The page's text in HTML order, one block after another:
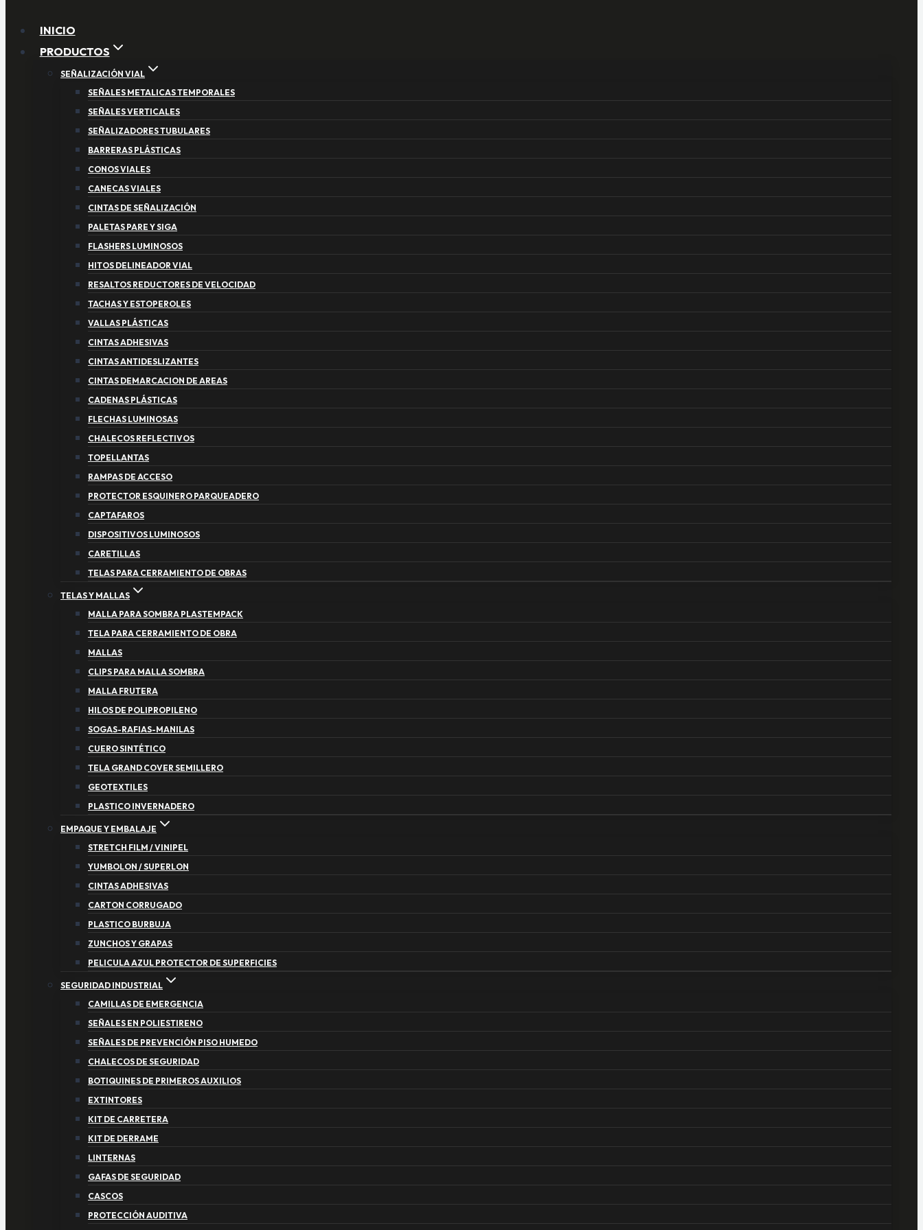
INICIO
PRODUCTOS
SEÑALIZACIÓN VIAL
SEÑALES METALICAS TEMPORALES
SEÑALES VERTICALES
SEÑALIZADORES TUBULARES
BARRERAS PLÁSTICAS
CONOS VIALES
CANECAS VIALES
CINTAS DE SEÑALIZACIÓN
PALETAS PARE Y SIGA
FLASHERS LUMINOSOS
HITOS DELINEADOR VIAL
RESALTOS REDUCTORES DE VELOCIDAD
TACHAS Y ESTOPEROLES
VALLAS PLÁSTICAS
CINTAS ADHESIVAS
CINTAS ANTIDESLIZANTES
CINTAS DEMARCACION DE AREAS
CADENAS PLÁSTICAS
FLECHAS LUMINOSAS
CHALECOS REFLECTIVOS
TOPELLANTAS
RAMPAS DE ACCESO
PROTECTOR ESQUINERO PARQUEADERO
CAPTAFAROS
DISPOSITIVOS LUMINOSOS
CARETILLAS
TELAS PARA CERRAMIENTO DE OBRAS
TELAS Y MALLAS
MALLA PARA SOMBRA PLASTEMPACK
TELA PARA CERRAMIENTO DE OBRA
MALLAS
CLIPS PARA MALLA SOMBRA
MALLA FRUTERA
HILOS DE POLIPROPILENO
SOGAS-RAFIAS-MANILAS
CUERO SINTÉTICO
TELA GRAND COVER SEMILLERO
GEOTEXTILES
PLASTICO INVERNADERO
EMPAQUE Y EMBALAJE
STRETCH FILM / VINIPEL
YUMBOLON / SUPERLON
CINTAS ADHESIVAS
CARTON CORRUGADO
PLASTICO BURBUJA
ZUNCHOS Y GRAPAS
PELICULA AZUL PROTECTOR DE SUPERFICIES
SEGURIDAD INDUSTRIAL
CAMILLAS DE EMERGENCIA
SEÑALES EN POLIESTIRENO
SEÑALES DE PREVENCIÓN PISO HUMEDO
CHALECOS DE SEGURIDAD
BOTIQUINES DE PRIMEROS AUXILIOS
EXTINTORES
KIT DE CARRETERA
KIT DE DERRAME
LINTERNAS
GAFAS DE SEGURIDAD
CASCOS
PROTECCIÓN AUDITIVA